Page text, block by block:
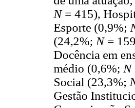
N = 415),
Esporte (0,9%;
(24,2%; N =
Docência em
médio (0,6%; N
Social (23,3%;
Gestão